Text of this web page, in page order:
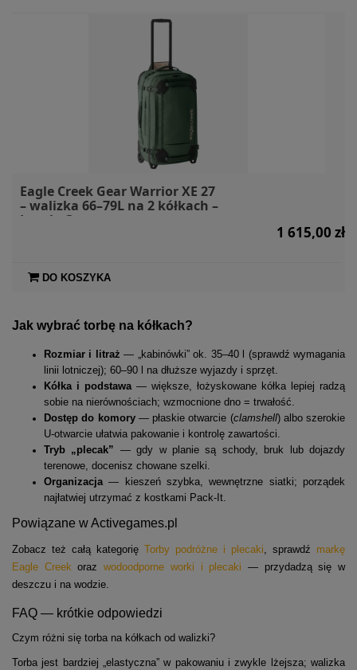
Eagle Creek Gear Warrior XE 27
– walizka 66–79L na 2 kółkach –
Jungle Green
1 615,00 zł
DO KOSZYKA
Jak wybrać torbę na kółkach?
Rozmiar i litraż — „kabinówki” ok. 35–40 l (sprawdź wymagania
linii lotniczej); 60–90 l na dłuższe wyjazdy i sprzęt.
Kółka i podstawa — większe, łożyskowane kółka lepiej radzą
sobie na nierównościach; wzmocnione dno = trwałość.
Dostęp do komory— płaskie otwarcie (clamshell) albo szerokie
U-otwarcie ułatwia pakowanie i kontrolę zawartości.
Tryb „plecak” — gdy w planie są schody, bruk lub dojazdy
terenowe, docenisz chowane szelki.
Organizacja — kieszeń szybka, wewnętrzne siatki; porządek
najłatwiej utrzymać z kostkami Pack-It.
Powiązane w Activegames.pl
Zobacz też całą kategorię Torby podróżne i plecaki, sprawdź markę
Eagle Creek orazwodoodporne worki i plecaki — przydadzą się w
deszczu i na wodzie.
FAQ — krótkie odpowiedzi
Czym różni się torba na kółkach od walizki?
Torba jest bardziej „elastyczna” w pakowaniu i zwykle lżejsza; walizka